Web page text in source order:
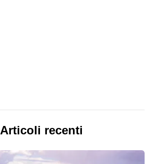
Articoli recenti